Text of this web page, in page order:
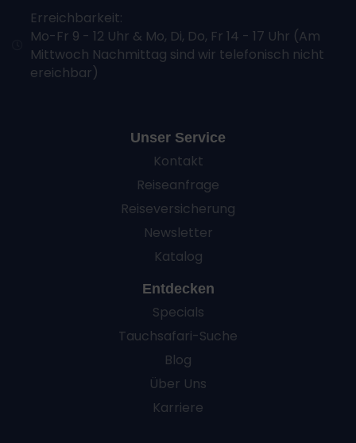
Erreichbarkeit:
Mo-Fr 9 - 12 Uhr & Mo, Di, Do, Fr 14 - 17 Uhr (Am
Mittwoch Nachmittag sind wir telefonisch nicht
ereichbar)
Unser Service
Kontakt
Reiseanfrage
Reiseversicherung
Newsletter
Katalog
Entdecken
Specials
Tauchsafari-Suche
Blog
Über Uns
Karriere